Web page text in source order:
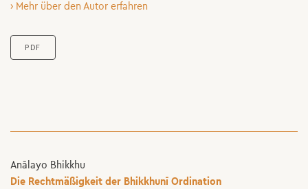
› Mehr über den Autor erfahren
PDF
Anālayo Bhikkhu
Die Rechtmäßigkeit der Bhikkhunī Ordination